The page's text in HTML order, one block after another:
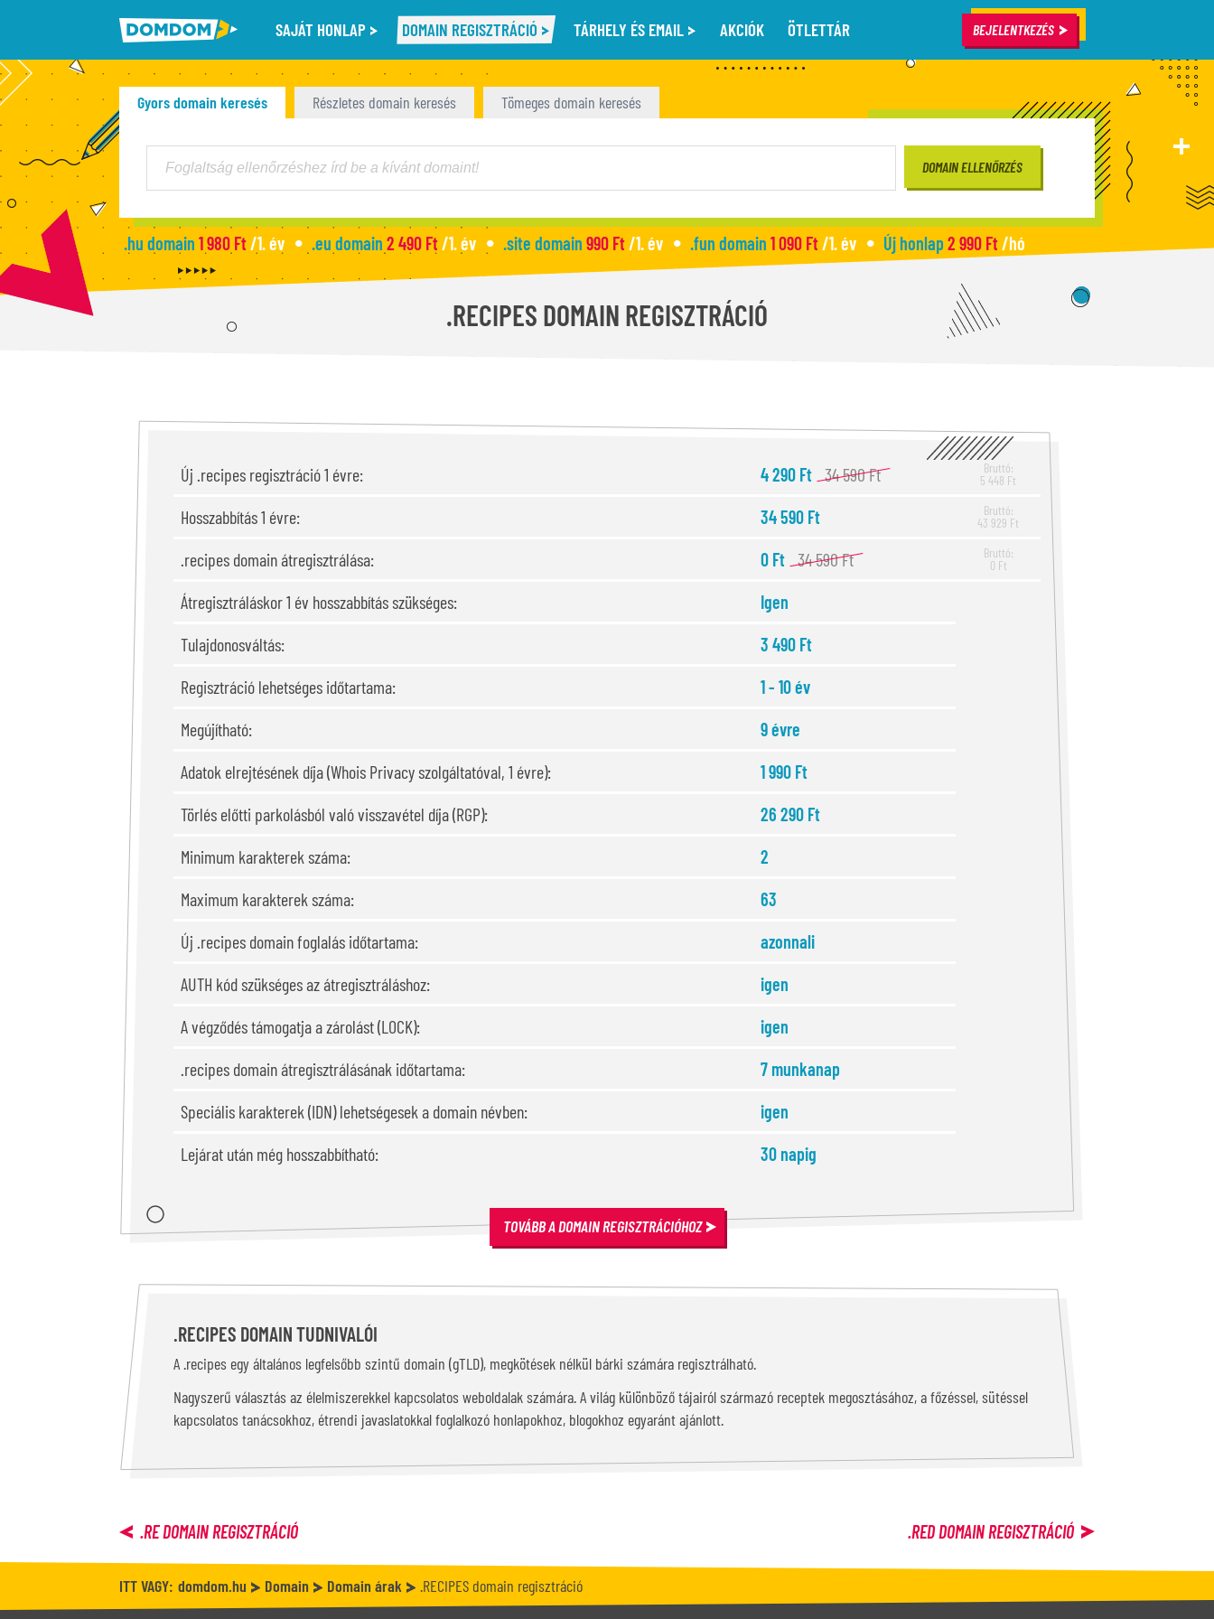
SAJÁT HONLAP DOMAIN REGISZTRÁCIÓ TÁRHELY ÉS EMAIL AKCIÓK ÖTLETTÁR BEJELENTKEZÉS
Gyors domain keresés Részletes domain keresés Tömeges domain keresés
.hu domain 1 980 Ft/1. év .eu domain 2 490 Ft/1. év .site domain 990 Ft/1. év .fun domain 1 090 Ft/1. év Új honlap 2 990 Ft/hó
.RECIPES DOMAIN REGISZTRÁCIÓ
Új .recipes regisztráció 1 évre: 4 290 Ft 34 590 Ft
Bruttó:
5 448 Ft
Hosszabbítás 1 évre: 34 590 Ft
Bruttó:
43 929 Ft
.recipes domain átregisztrálása: 0 Ft 34 590 Ft
Bruttó:
0 Ft
Átregisztráláskor 1 év hosszabbítás szükséges:
Igen
Tulajdonosváltás:
3 490 Ft
Regisztráció lehetséges időtartama:
1 - 10 év
Megújítható:
9 évre
Adatok elrejtésének díja (Whois Privacy szolgáltatóval, 1 évre):
1 990 Ft
Törlés előtti parkolásból való visszavétel díja (RGP):
26 290 Ft
Minimum karakterek száma:
2
Maximum karakterek száma:
63
Új .recipes domain foglalás időtartama:
azonnali
AUTH kód szükséges az átregisztráláshoz:
igen
A végződés támogatja a zárolást (LOCK):
igen
.recipes domain átregisztrálásának időtartama:
7 munkanap
Speciális karakterek (IDN) lehetségesek a domain névben:
igen
Lejárat után még hosszabbítható:
30 napig
TOVÁBB A DOMAIN REGISZTRÁCIÓHOZ
.RECIPES DOMAIN TUDNIVALÓI
A .recipes egy általános legfelsőbb szintű domain (gTLD), megkötések nélkül bárki számára regisztrálható.
Nagyszerű választás az élelmiszerekkel kapcsolatos weboldalak számára. A világ különböző tájairól származó receptek megosztásához, a főzéssel, sütéssel
kapcsolatos tanácsokhoz, étrendi javaslatokkal foglalkozó honlapokhoz, blogokhoz egyaránt ajánlott.
.REDOMAIN REGISZTRÁCIÓ .REDDOMAIN REGISZTRÁCIÓ
ITT VAGY: domdom.hu Domain Domain árak .RECIPES domain regisztráció